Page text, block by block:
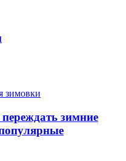
зимние